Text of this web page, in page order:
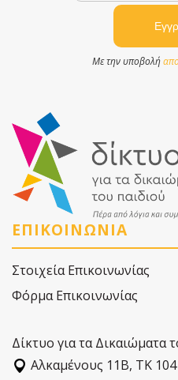
Με την υποβολή
ΕΠΙΚΟΙΝΩΝΙΑ
Στοιχεία Επικοινωνίας
Φόρμα Επικοινωνίας
Δίκτυο για τα Δικαιώματα
Αλκαµένους 11Β, ΤΚ